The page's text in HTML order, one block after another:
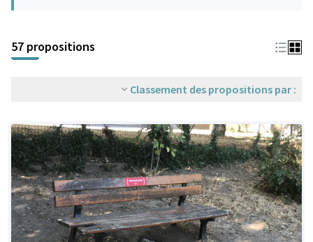
57 propositions
Classement des propositions par :